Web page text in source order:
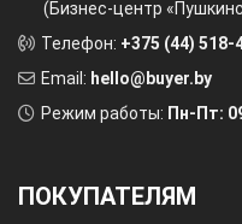
(Бизнес-центр
Телефон: +375 (44) 518-
Email: hello@buyer.by
Режим работы: Пн-Пт:
ПОКУПАТЕЛЯМ